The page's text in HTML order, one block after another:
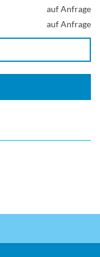
auf Anfrage
auf Anfrage